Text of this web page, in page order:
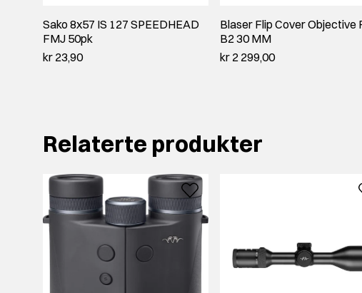
Sako 8x57 IS 127 SPEEDHEAD
FMJ 50pk
kr 23,90
Blaser Flip Cover Objective
B2 30 MM
kr 2 299,00
Relaterte produkter